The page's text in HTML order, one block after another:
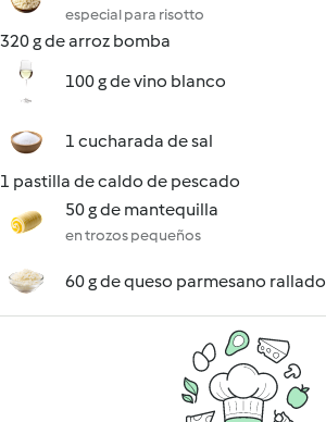
especial para risotto
320 g de arroz bomba
100 g de vino blanco
1 cucharada de sal
1 pastilla de caldo de pescado
50 g de mantequilla
en trozos pequeños
60 g de queso parmesano rallado